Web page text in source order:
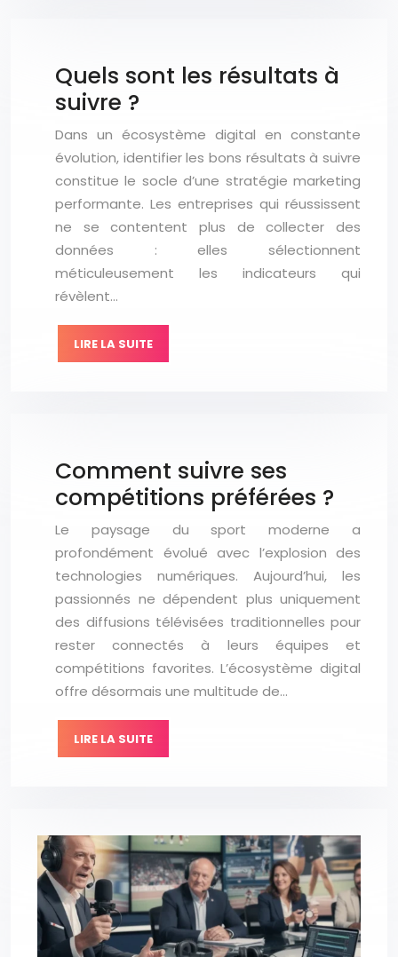
Quels sont les résultats à
suivre ?
Dans un écosystème digital en constante
évolution, identifier les bons résultats à suivre
constitue le socle d’une stratégie marketing
performante. Les entreprises qui réussissent
ne se contentent plus de collecter des
données : elles sélectionnent
méticuleusement les indicateurs qui
révèlent…
LIRE LA SUITE
Comment suivre ses
compétitions préférées ?
Le paysage du sport moderne a
profondément évolué avec l’explosion des
technologies numériques. Aujourd’hui, les
passionnés ne dépendent plus uniquement
des diffusions télévisées traditionnelles pour
rester connectés à leurs équipes et
compétitions favorites. L’écosystème digital
offre désormais une multitude de…
LIRE LA SUITE